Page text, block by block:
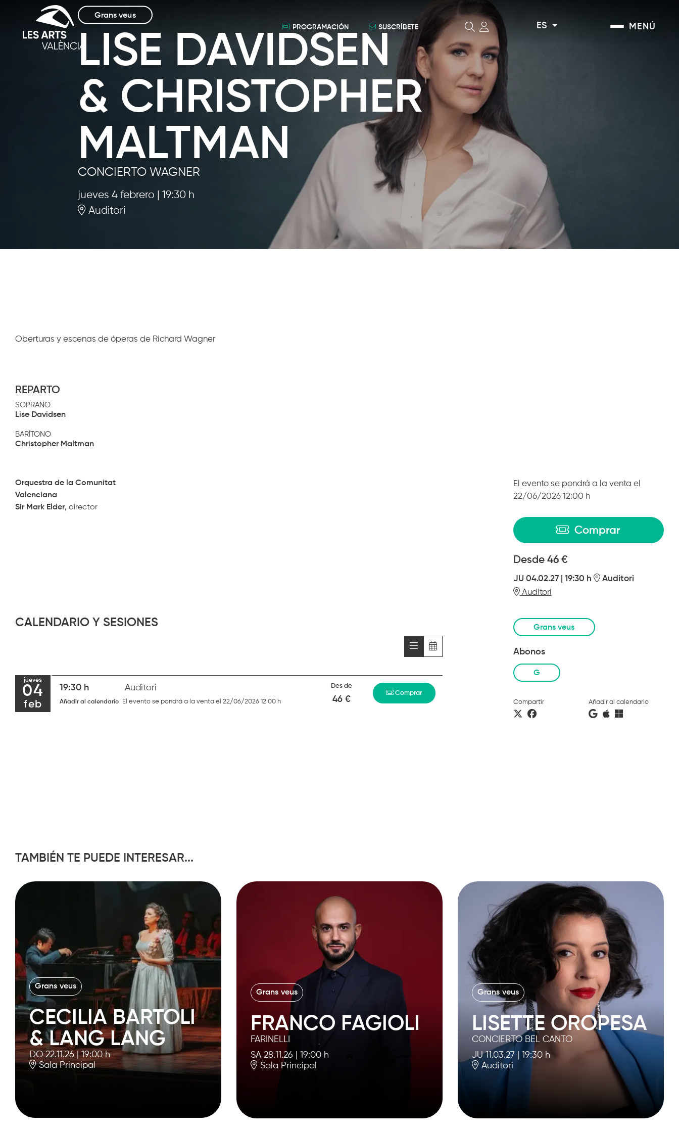
MENÚ
ES
Buscar
SUSCRÍBETE
PROGRAMACIÓN
Grans veus
LISE DAVIDSEN
& CHRISTOPHER
MALTMAN
CONCIERTO WAGNER
jueves 4 febrero
19:30 h
Auditori
El evento se pondrá a la venta el
22/06/2026 12:00 h
Comprar
Desde Desde
46 €
JU 04.02.27| 19:30 h
Auditori
Auditori
Grans veus
Abonos
G
Compartir Añadir al calendario
Oberturas y escenas de óperas de Richard Wagner
REPARTO
SOPRANO
Lise Davidsen
BARÍTONO
Christopher Maltman
Orquestra de la Comunitat
Valenciana
Sir Mark Elder, director
CALENDARIO Y SESIONES
jueves
04
feb
19:30 h Auditori
Añadir al calendario El evento se pondrá a la venta el 22/06/2026 12:00 h
Des de
46 €
Comprar
TAMBIÉN TE PUEDE INTERESAR...
Grans veus
CECILIA BARTOLI
& LANG LANG
DO 22.11.26 |19:00 h
Sala Principal
Grans veus
FRANCO FAGIOLI
FARINELLI
SA 28.11.26
19:00 h
Sala Principal
Grans veus
LISETTE OROPESA
CONCIERTO BEL CANTO
JU 11.03.27
19:30 h
Auditori